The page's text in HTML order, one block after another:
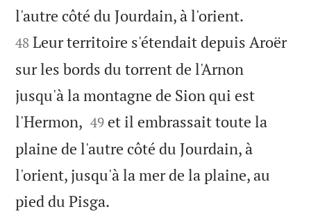
l'autre côté du Jourdain, à l'orient.
48 Leur territoire s'étendait depuis Aroër
sur les bords du torrent de l'Arnon
jusqu'à la montagne de Sion qui est
l'Hermon, 

49 et il embrassait toute la
plaine de l'autre côté du Jourdain, à
l'orient, jusqu'à la mer de la plaine, au
pied du Pisga.